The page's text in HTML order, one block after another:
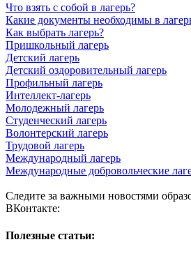
Что взять с собой в лагерь?
Какие документы необходимы в
Как выбрать лагерь?
Пришкольный лагерь
Детский лагерь
Детский оздоровительный лагерь
Профильный лагерь
Интеллект-лагерь
Молодежный лагерь
Студенческий лагерь
Волонтерский лагерь
Трудовой лагерь
Международный лагерь
Международные добровольческие
Следите за важными новостями
ВКонтакте:
Полезные статьи: